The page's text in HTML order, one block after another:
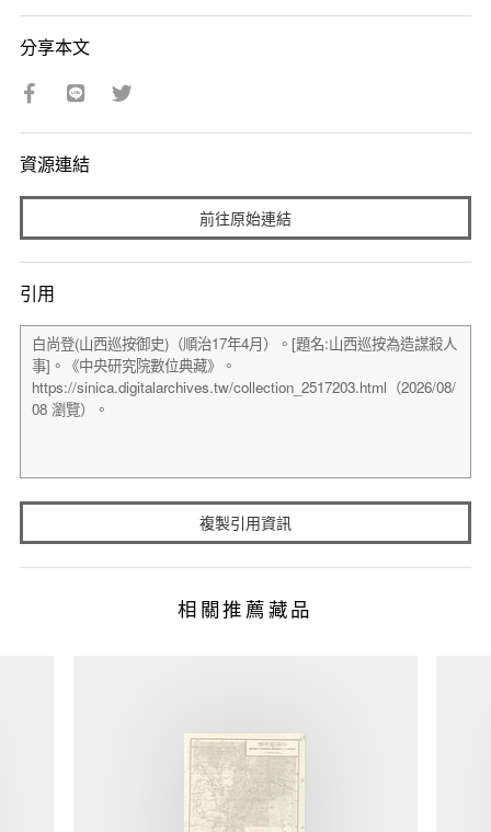
分享本文
資源連結
前往原始連結
引用
複製引用資訊
相關推薦藏品